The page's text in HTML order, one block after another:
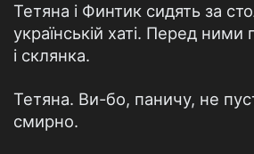
Тетяна і Финтик сидять за
українській хаті. Перед
і склянка.
Тетяна. Ви-бо, паничу, не
смирно.